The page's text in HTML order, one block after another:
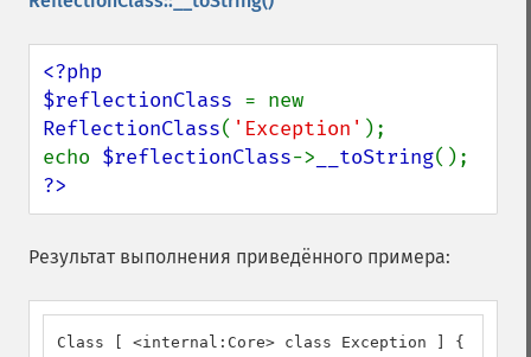
<?php
$reflectionClass
ReflectionClass( 'Exception' );
echo $reflectionClass-> __toString
?>
Результат выполнения приведённого примера:
Class [ <internal:Core> class Exception ] {